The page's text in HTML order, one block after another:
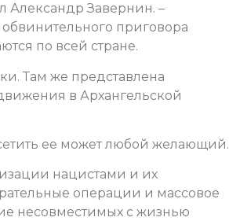
Александр Завернин. –
приговора
по всей стране.
Там же представлена
в Архангельской
ее может любой желающий.
нацистами и их
операции и массовое
несовместимых с жизнью